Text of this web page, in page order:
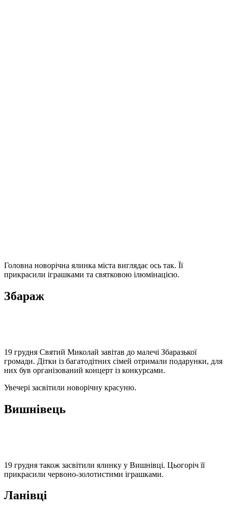
Головна новорічна ялинка міста виглядає ось так. Її
прикрасили іграшками та святковою ілюмінацією.
Збараж
19 грудня Святий Миколай завітав до малечі Збаразької
громади. Дітки із багатодітних сімей отримали подарунки, для
них був організований концерт із конкурсами.
Увечері засвітили новорічну красуню.
Вишнівець
19 грудня також засвітили ялинку у Вишнівці. Цьогоріч її
прикрасили червоно-золотистими іграшками.
Ланівці